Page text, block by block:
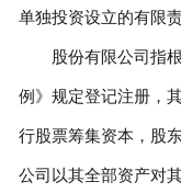
单独投资设立的有限责
股份有限公司指根
例》规定登记注册，
行股票筹集资本，股
公司以其全部资产对